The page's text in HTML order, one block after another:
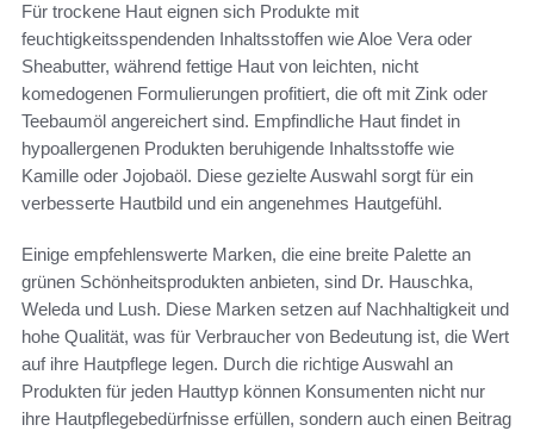
Für trockene Haut eignen sich Produkte mit
feuchtigkeitsspendenden Inhaltsstoffen wie Aloe Vera oder
Sheabutter, während fettige Haut von leichten, nicht
komedogenen Formulierungen profitiert, die oft mit Zink oder
Teebaumöl angereichert sind. Empfindliche Haut findet in
hypoallergenen Produkten beruhigende Inhaltsstoffe wie
Kamille oder Jojobaöl. Diese gezielte Auswahl sorgt für ein
verbesserte Hautbild und ein angenehmes Hautgefühl.
Einige empfehlenswerte Marken, die eine breite Palette an
grünen Schönheitsprodukten anbieten, sind Dr. Hauschka,
Weleda und Lush. Diese Marken setzen auf Nachhaltigkeit und
hohe Qualität, was für Verbraucher von Bedeutung ist, die Wert
auf ihre Hautpflege legen. Durch die richtige Auswahl an
Produkten für jeden Hauttyp können Konsumenten nicht nur
ihre Hautpflegebedürfnisse erfüllen, sondern auch einen Beitrag